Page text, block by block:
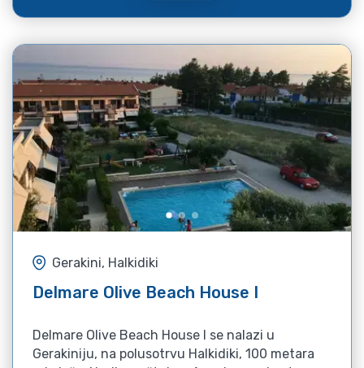
Gerakini, Halkidiki
Delmare Olive Beach House I
Delmare Olive Beach House I se nalazi u
Gerakiniju, na polusotrvu Halkidiki, 100 metara